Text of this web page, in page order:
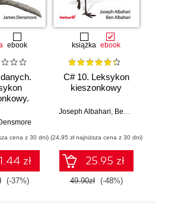
ebook
ich
cena z 30 dni)
zł
(-37%)
książka ebook
C# 10. Leksykon
kieszonkowy
Joseph Albahari Ben Albahari
(24,95 zł najniższa cena z 30 dni)
25.95 zł
49.90zł (-48%)